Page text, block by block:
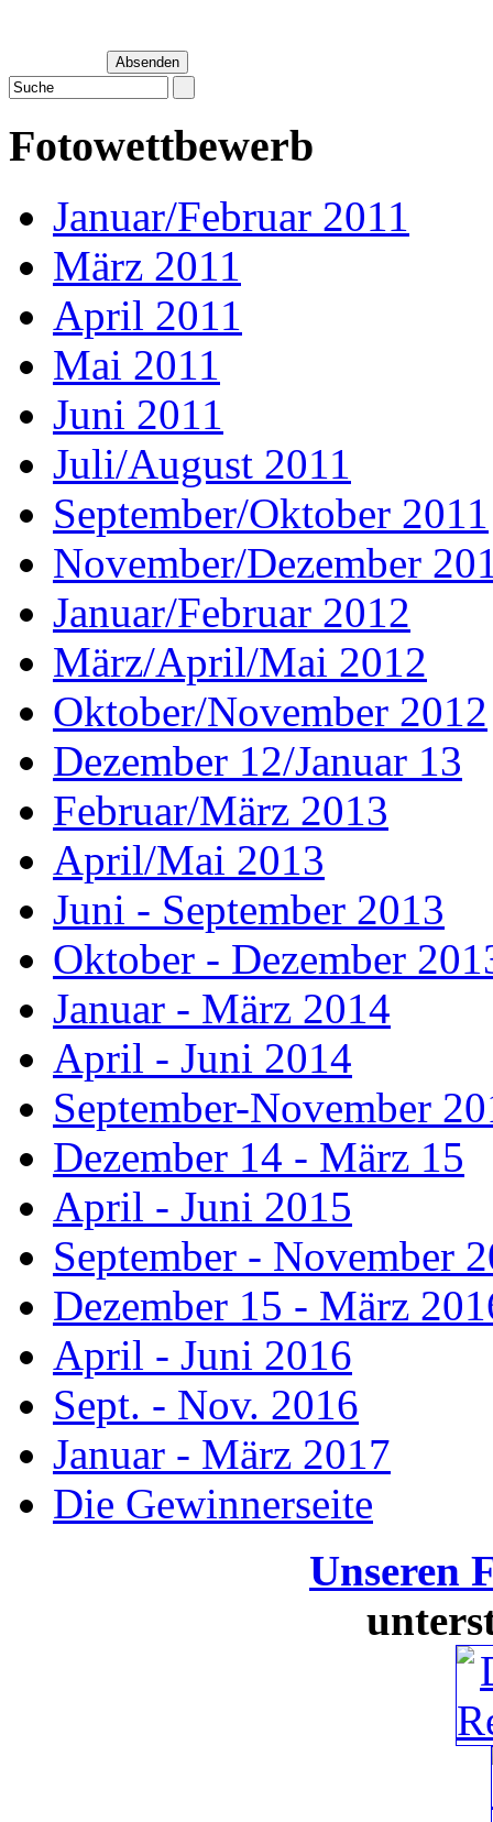
Fotowettbewerb
Januar/Februar 2011
März 2011
April 2011
Mai 2011
Juni 2011
Juli/August 2011
September/Oktober 2011
November/Dezember
Januar/Februar 2012
März/April/Mai 2012
Oktober/November 2012
Dezember 12/Januar 13
Februar/März 2013
April/Mai 2013
Juni - September 2013
Oktober - Dezember
Januar - März 2014
April - Juni 2014
September-November
Dezember 14 - März 15
April - Juni 2015
September - November
Dezember 15 - März
April - Juni 2016
Sept. - Nov. 2016
Januar - März 2017
Die Gewinnerseite
Unseren